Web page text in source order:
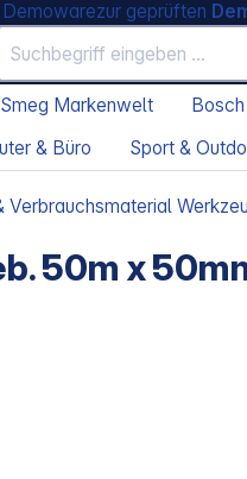
zur geprüften
Smeg Markenwelt
& Büro Sport &
Verbrauchsmaterial
50m x